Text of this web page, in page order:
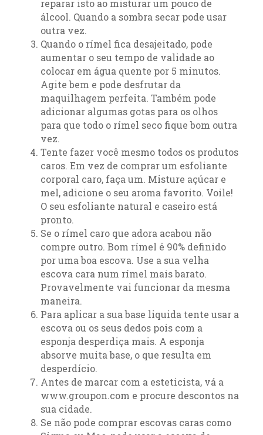
reparar isto ao misturar um pouco de
álcool. Quando a sombra secar pode usar
outra vez.
Quando o rímel fica desajeitado, pode
aumentar o seu tempo de validade ao
colocar em água quente por 5 minutos.
Agite bem e pode desfrutar da
maquilhagem perfeita. Também pode
adicionar algumas gotas para os olhos
para que todo o rímel seco fique bom outra
vez.
Tente fazer você mesmo todos os produtos
caros. Em vez de comprar um esfoliante
corporal caro, faça um. Misture açúcar e
mel, adicione o seu aroma favorito. Voile!
O seu esfoliante natural e caseiro está
pronto.
Se o rímel caro que adora acabou não
compre outro. Bom rímel é 90% definido
por uma boa escova. Use a sua velha
escova cara num rímel mais barato.
Provavelmente vai funcionar da mesma
maneira.
Para aplicar a sua base liquida tente usar a
escova ou os seus dedos pois com a
esponja desperdiça mais. A esponja
absorve muita base, o que resulta em
desperdício.
Antes de marcar com a esteticista, vá a
www.groupon.com e procure descontos na
sua cidade.
Se não pode comprar escovas caras como